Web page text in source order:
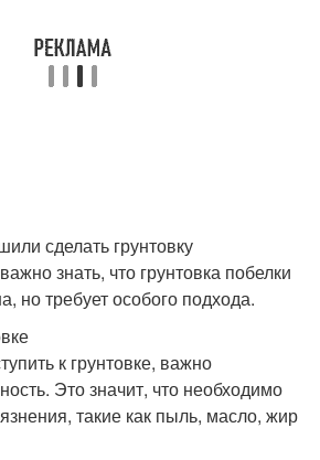
сделать грунтовку
знать, что грунтовка побелки
но требует особого подхода.
к грунтовке, важно
Это значит, что необходимо
такие как пыль, масло, жир